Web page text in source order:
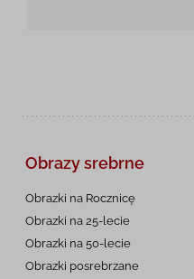
Obrazy srebrne
Obrazki na Rocznicę
Obrazki na 25-lecie
Obrazki na 50-lecie
Obrazki posrebrzane